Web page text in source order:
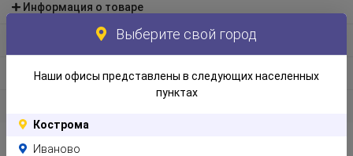
Информация о товаре
Материал и экологическая информация
Информация по упаковке
Выберите свой город
Наши офисы представлены в следующих населенных
пунктах
Кострома
Иваново